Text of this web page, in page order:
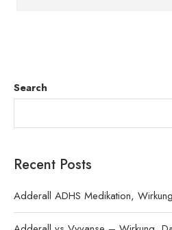
Search
Recent Posts
Adderall ADHS Medikation,